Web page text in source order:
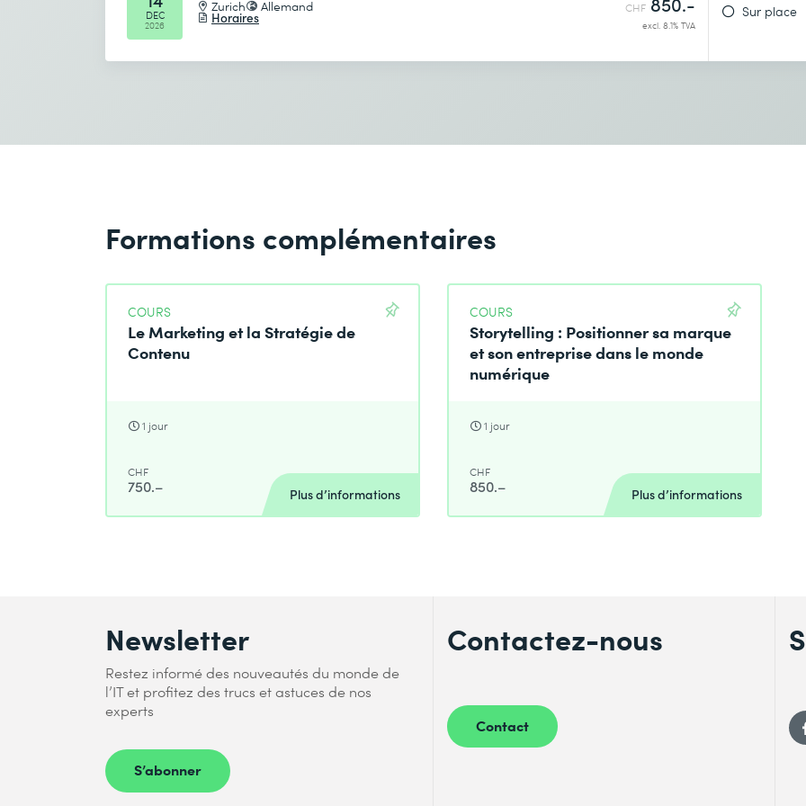
DEC
2026
Zurich Allemand
Horaires
CHF
excl. 8.1% TVA
Sur place
Formations complémentaires
COURS
Le Marketing et la Stratégie de
Contenu
1 jour
CHF
750.– Plus d’informations
COURS
Storytelling : Positionner sa marque
et son entreprise dans le monde
numérique
1 jour
CHF
850.– Plus d’informations
Newsletter
Restez informé des nouveautés du monde de
l’IT et profitez des trucs et astuces de nos
experts
S’abonner
Contactez-nous
Contact